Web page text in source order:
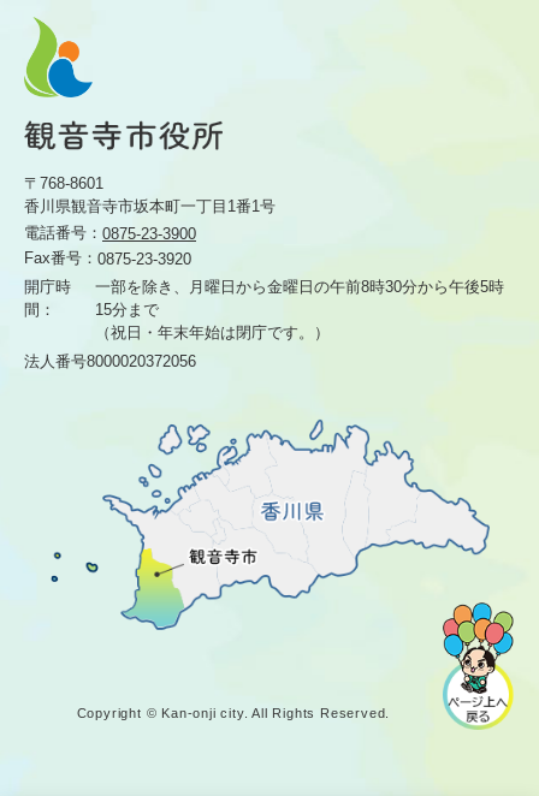
〒768-8601
香川県観音寺市坂本町一丁目1番1号
電話番号： 0875-23-3900
Fax番号： 0875-23-3920
開庁時
間：
一部を除き、月曜日から金曜日の午前8時30分から午後5時
15分まで
（祝日・年末年始は閉庁です。）
法人番号8000020372056
Copyright © Kan-onji city. All Rights Reserved.